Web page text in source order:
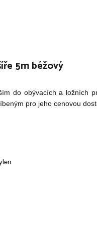
5m béžový
do obývacích a ložních
pro jeho cenovou